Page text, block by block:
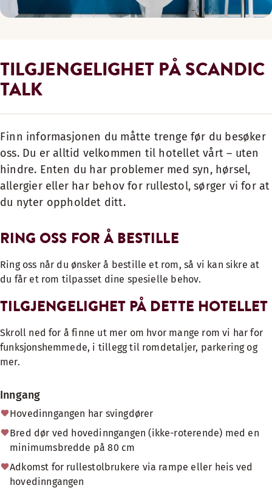
TILGJENGELIGHET PÅ SCANDIC
TALK
Finn informasjonen du måtte trenge før du besøker
oss. Du er alltid velkommen til hotellet vårt – uten
hindre. Enten du har problemer med syn, hørsel,
allergier eller har behov for rullestol, sørger vi for at
du nyter oppholdet ditt.
RING OSS FOR Å BESTILLE
Ring oss når du ønsker å bestille et rom, så vi kan sikre at
du får et rom tilpasset dine spesielle behov.
TILGJENGELIGHET PÅ DETTE HOTELLET
Skroll ned for å finne ut mer om hvor mange rom vi har for
funksjonshemmede, i tillegg til romdetaljer, parkering og
mer.
Inngang
Hovedinngangen har svingdører
Bred dør ved hovedinngangen (ikke-roterende) med en
minimumsbredde på 80 cm
Adkomst for rullestolbrukere via rampe eller heis ved
hovedinngangen